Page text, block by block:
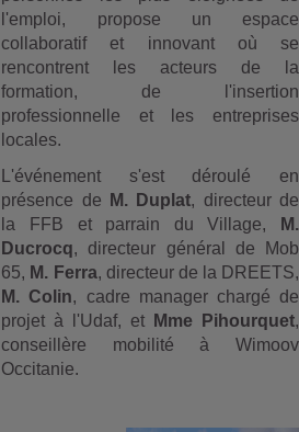
l'emploi, propose un espace
collaboratif et innovant où se
rencontrent les acteurs de la
formation, de l'insertion
professionnelle et les entreprises
locales.
L'événement s'est déroulé en
présence de
M. Duplat, directeur de
la FFB et parrain du Village,
M.
Ducrocq, directeur général de Mob
65, M. Ferra, directeur de la DREETS,
M. Colin, cadre manager chargé de
projet à l'Udaf, et
Mme Pihourquet,
conseillère mobilité à Wimoov
Occitanie.